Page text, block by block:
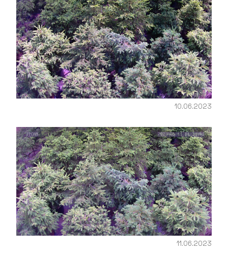
10.06.2023
11.06.2023